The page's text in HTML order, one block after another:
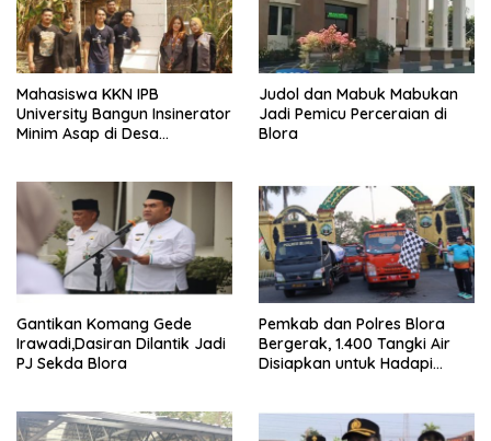
Mahasiswa KKN IPB
University Bangun Insinerator
Minim Asap di Desa
Lingkungan ‎
Judol dan Mabuk Mabukan
Jadi Pemicu Perceraian di
Blora
Gantikan Komang Gede
Irawadi,Dasiran Dilantik Jadi
PJ Sekda Blora
Pemkab dan Polres Blora
Bergerak, 1.400 Tangki Air
Disiapkan untuk Hadapi